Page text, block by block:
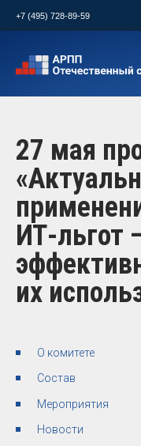
+7 (495) 728-89-59
27 мая
ИТ-льгот
их
О комитете
Состав
Мероприятия
Новости